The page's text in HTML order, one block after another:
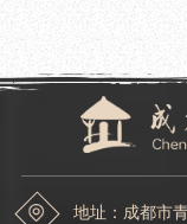
2022.07.01
成都杜甫草堂博物馆“纪念
地址：成都市